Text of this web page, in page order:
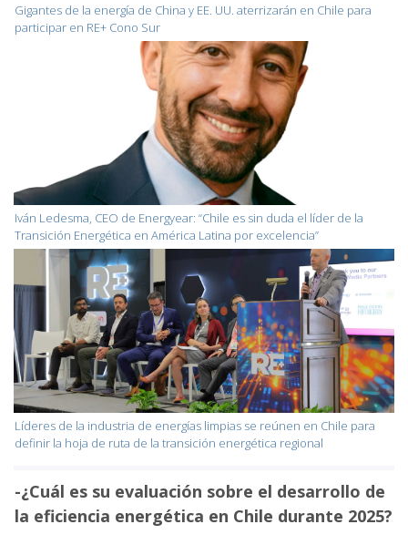
Gigantes de la energía de China y EE. UU. aterrizarán en Chile para
participar en RE+ Cono Sur
Iván Ledesma, CEO de Energyear: “Chile es sin duda el líder de la
Transición Energética en América Latina por excelencia”
Líderes de la industria de energías limpias se reúnen en Chile para
definir la hoja de ruta de la transición energética regional
-¿Cuál es su evaluación sobre el desarrollo de
la eficiencia energética en Chile durante 2025?